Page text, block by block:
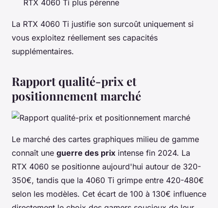
RTX 4060 Ti plus pérenne
La RTX 4060 Ti justifie son surcoût uniquement si
vous exploitez réellement ses capacités
supplémentaires.
Rapport qualité-prix et
positionnement marché
Le marché des cartes graphiques milieu de gamme
connaît une guerre des prix intense fin 2024. La
RTX 4060 se positionne aujourd'hui autour de 320-
350€, tandis que la 4060 Ti grimpe entre 420-480€
selon les modèles. Cet écart de 100 à 130€ influence